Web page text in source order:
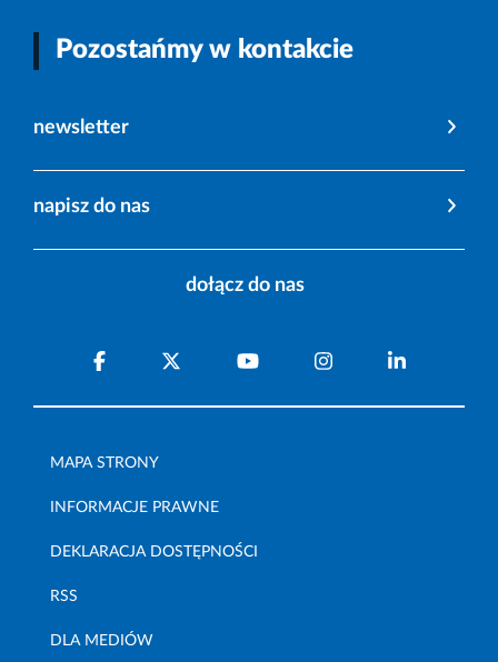
Pozostańmy w kontakcie
newsletter
napisz do nas
dołącz do nas
MAPA STRONY
INFORMACJE PRAWNE
DEKLARACJA DOSTĘPNOŚCI
RSS
DLA MEDIÓW